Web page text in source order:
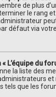
de plus
le rang
défaut via
L’équipe du
la liste des
tels que les